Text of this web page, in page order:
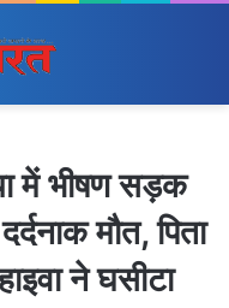
में भीषण सड़क
मौत, पिता
ने घसीटा